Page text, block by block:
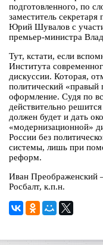
подготовленного, по
заместитель
Юрий Шувалов с
премьер-министра
Тут, кстати, если
Института
дискуссии. Которая,
политический «правый
оформление. Судя по
действительно
должен будет и дать
«модернизационной»
России без
системы, лишь при
реформ.
Иван Преображенский
Росбалт, к.п.н.